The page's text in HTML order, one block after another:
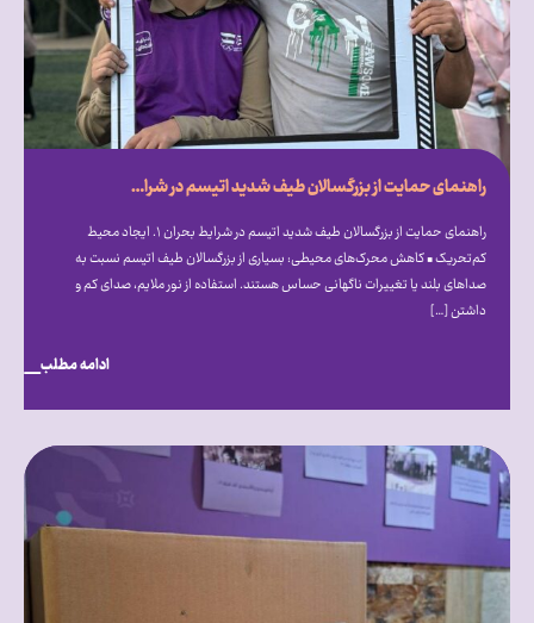
راهنمای حمایت از بزرگسالان طیف شدید اتیسم در شرایط بحران
راهنمای حمایت از بزرگسالان طیف شدید اتیسم در شرایط بحران ۱. ایجاد محیط
کم‌تحریک • کاهش محرک‌های محیطی: بسیاری از بزرگسالان طیف اتیسم نسبت به
صداهای بلند یا تغییرات ناگهانی حساس هستند. استفاده از نور ملایم، صدای کم و
داشتن […]
ادامه مطلب